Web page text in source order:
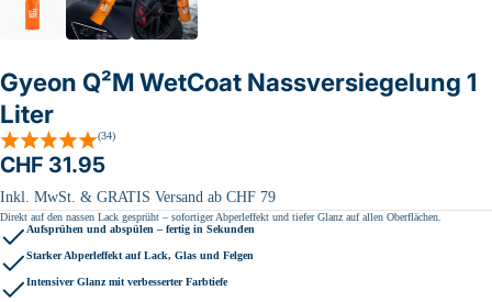
Gyeon Q²M WetCoat Nassversiegelung 1
Liter
(34)Bewertungen
Regulärer
Preis
CHF 31.95
Inkl. MwSt. & GRATIS Versand ab CHF 79
Direkt auf den nassen Lack gesprüht – sofortiger Abperleffekt und tiefer Glanz auf allen Oberflächen.
Aufsprühen und abspülen – fertig in Sekunden
Starker Abperleffekt auf Lack, Glas und Felgen
Intensiver Glanz mit verbesserter Farbtiefe